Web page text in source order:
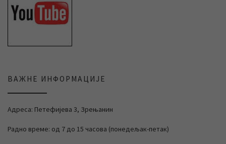
ВАЖНЕ ИНФОРМАЦИЈЕ
Адреса: Петефијева 3, Зрењанин
Радно време: од 7 до 15 часова (понедељак-петак)